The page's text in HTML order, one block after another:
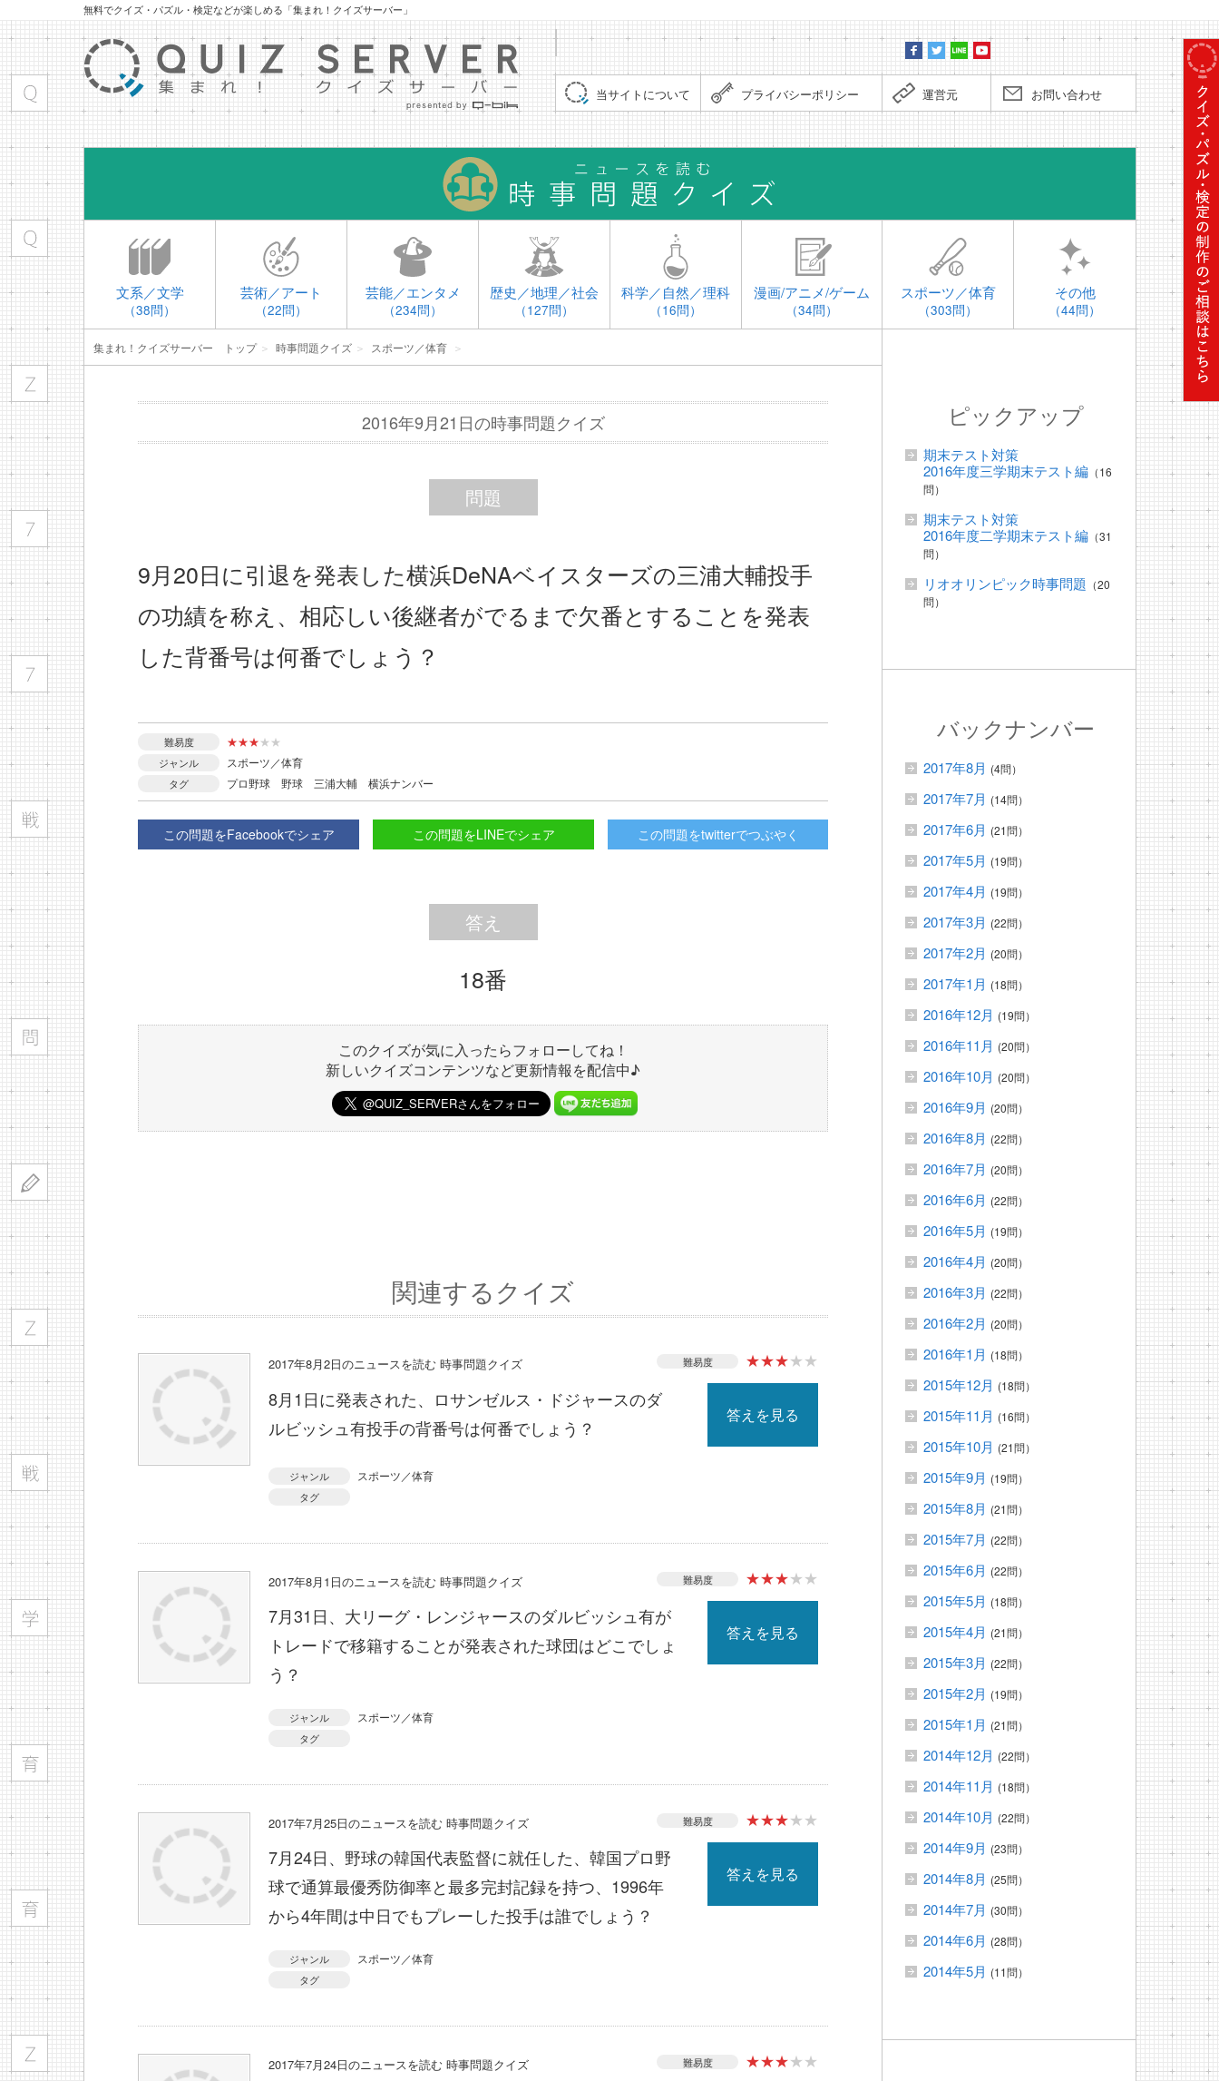
無料でクイズ・パズル・検定などが楽しめる「集まれ！クイズサーバー」
当サイトについて プライバシーポリシー 運営元 お問い合わせ
時事問
文系／文学
（38問）
芸術／アート
（22問）
芸能／エンタメ
（234問）
歴史／地理／社会
（127問）
科学／自然／理科
（16問）
漫画/アニメ/ゲーム
（34問）
スポーツ／体育
（303問）
その他
（44問）
集まれ！クイズサーバー トップ＞ 時事問題クイズ ＞ スポーツ／体育 ＞
2016年9月21日の時事問題クイズ
問題
9月20日に引退を発表した横浜DeNAベイスターズの三浦大輔投手
の功績を称え、相応しい後継者がでるまで欠番とすることを発表
した背番号は何番でしょう？
難易度 ★★★★ ★
ジャンル スポーツ／体育
タグ プロ野球 野球 三浦大輔 横浜ナンバー
この問題をFacebookでシェア この問題をLINEでシェア この問題をtwitterでつぶやく
答え
18番
このクイズが気に入ったらフォローしてね！
新しいクイズコンテンツなど更新情報を配信中♪
関連するクイズ
2017年8月2日のニュースを読む 時事問題クイズ 難易度 ★★★★★
8月1日に発表された、ロサンゼルス・ドジャースのダ
ルビッシュ有投手の背番号は何番でしょう？
答えを見る
ジャンル スポーツ／体育
タグ
2017年8月1日のニュースを読む 時事問題クイズ 難易度 ★★★★★
7月31日、大リーグ・レンジャースのダルビッシュ有が
トレードで移籍することが発表された球団はどこでしょ
う？
答えを見る
ジャンル スポーツ／体育
タグ
2017年7月25日のニュースを読む 時事問題クイズ 難易度 ★★★★★
7月24日、野球の韓国代表監督に就任した、韓国プロ野
球で通算最優秀防御率と最多完封記録を持つ、1996年
から4年間は中日でもプレーした投手は誰でしょう？
答えを見る
ジャンル スポーツ／体育
タグ
2017年7月24日のニュースを読む 時事問題クイズ 難易度 ★★★★★
ピックアップ
期末テスト対策
2016年度三学期末テスト編 （16
問）
期末テスト対策
2016年度二学期末テスト編 （31
問）
リオオリンピック時事問題 （20
問）
バックナンバー
2017年8月 (4問）
2017年7月 (14問）
2017年6月 (21問）
2017年5月 (19問）
2017年4月 (19問）
2017年3月 (22問）
2017年2月 (20問）
2017年1月 (18問）
2016年12月 (19問）
2016年11月 (20問）
2016年10月 (20問）
2016年9月 (20問）
2016年8月 (22問）
2016年7月 (20問）
2016年6月 (22問）
2016年5月 (19問）
2016年4月 (20問）
2016年3月 (22問）
2016年2月 (20問）
2016年1月 (18問）
2015年12月 (18問）
2015年11月 (16問）
2015年10月 (21問）
2015年9月 (19問）
2015年8月 (21問）
2015年7月 (22問）
2015年6月 (22問）
2015年5月 (18問）
2015年4月 (21問）
2015年3月 (22問）
2015年2月 (19問）
2015年1月 (21問）
2014年12月 (22問）
2014年11月 (18問）
2014年10月 (22問）
2014年9月 (23問）
2014年8月 (25問）
2014年7月 (30問）
2014年6月 (28問）
2014年5月 (11問）